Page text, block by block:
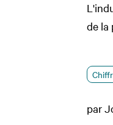
de la
par